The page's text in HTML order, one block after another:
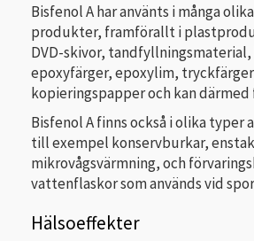
Bisfenol A har använts i många
produkter, framförallt i
DVD-skivor,
epoxyfärger, epoxylim,
kopieringspapper och kan
Bisfenol A finns också i olika typer
till exempel konservburkar,
mikrovågsvärmning, och
vattenflaskor som används vid
Hälsoeffekter